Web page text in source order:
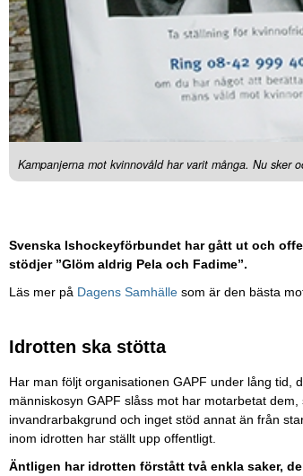
Kampanjerna mot kvinnovåld har varit många. Nu sker
Svenska Ishockeyförbundet har gått ut och
stödjer ”Glöm aldrig Pela och Fadime”.
Läs mer på Dagens Samhälle som är den bästa
Idrotten ska stötta
Har man följt organisationen GAPF under lång tid,
människosyn GAPF slåss mot har motarbetat
invandrarbakgrund och inget stöd annat än från
inom idrotten har ställt upp offentligt.
Äntligen har idrotten förstått två enkla saker,